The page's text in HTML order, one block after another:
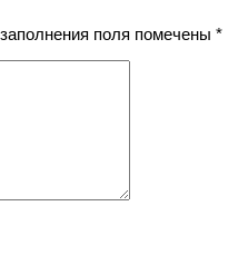
поля помечены *